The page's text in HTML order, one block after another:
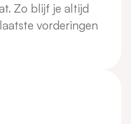
Zo blijf je altijd
vorderingen